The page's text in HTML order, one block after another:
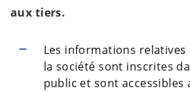
aux tiers.
Les informations
la société sont inscrites
public et sont accessibles